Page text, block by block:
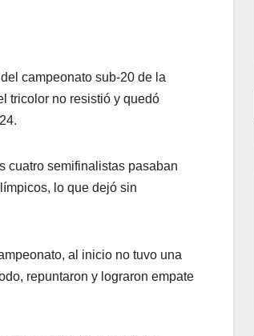
campeonato sub-20 de la
tricolor no resistió y quedó
cuatro semifinalistas pasaban
lo que dejó sin
al inicio no tuvo una
repuntaron y lograron empate